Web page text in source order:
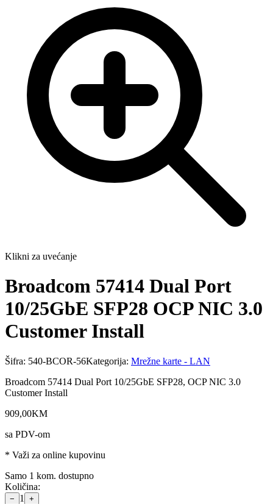
Klikni za uvećanje
Broadcom 57414 Dual Port
10/25GbE SFP28 OCP NIC 3.0
Customer Install
Šifra: 540-BCOR-56Kategorija: Mrežne karte - LAN
Broadcom 57414 Dual Port 10/25GbE SFP28, OCP NIC 3.0
Customer Install
909,00KM
sa PDV-om
* Važi za online kupovinu
Samo 1 kom. dostupno
Količina:
− 1 +